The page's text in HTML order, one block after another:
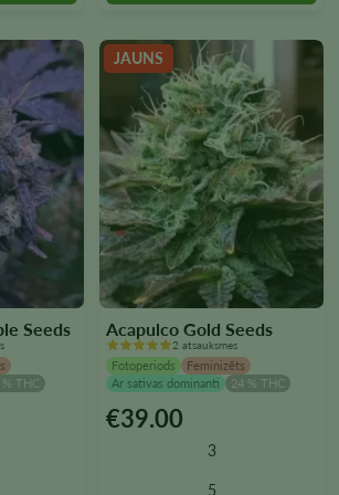
Seeds
THC
JAUNS
Acapulco Gold Seeds
2 atsauksmes
Fotoperiods
Feminizēts
Ar sativas dominanti
24 % THC
€39.00
3
5
Šim